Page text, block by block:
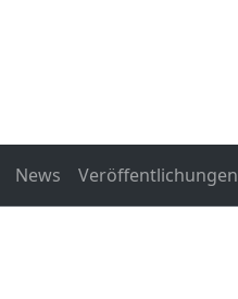
News Veröffentlichungen